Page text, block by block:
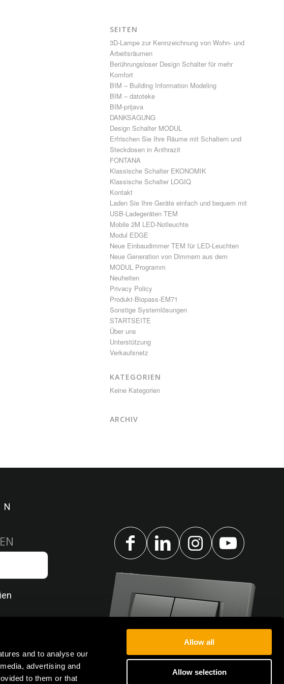
and to analyse our
advertising and
to them or that
Allow all
Allow selection
SEITEN
3D-Lampe zur Kennzeichnung von Wohn- und
Arbeitsräumen
Berührungsloser Design Schalter für mehr
Komfort
BIM – Building Information Modeling
BIM – datoteke
BIM-prijava
DANKSAGUNG
Design Schalter MODUL
Erfrischen Sie Ihre Räume mit Schaltern und
Steckdosen in Anthrazit
FONTANA
Klassische Schalter EKONOMIK
Klassische Schalter LOGIQ
Kontakt
Laden Sie Ihre Geräte einfach und bequem mit
USB-Ladegeräten TEM
Mobile 2M LED-Notleuchte
Modul EDGE
Neue Einbaudimmer TEM für LED-Leuchten
Neue Generation von Dimmern aus dem
MODUL Programm
Neuheiten
Privacy Policy
Produkt-Biopass-EM71
Sonstige Systemlösungen
STARTSEITE
Über uns
Unterstützung
Verkaufsnetz
KATEGORIEN
Keine Kategorien
ARCHIV